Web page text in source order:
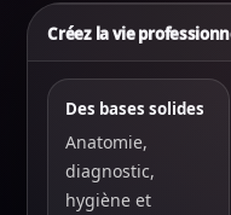
Créez la vie
Des bases solides
Anatomie,
diagnostic,
hygiène et